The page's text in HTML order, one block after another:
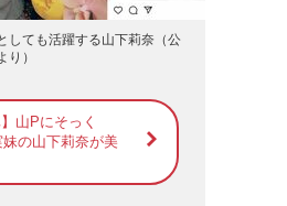
しても活躍する山下莉奈（公
）
】山Pにそっく
妹の山下莉奈が美